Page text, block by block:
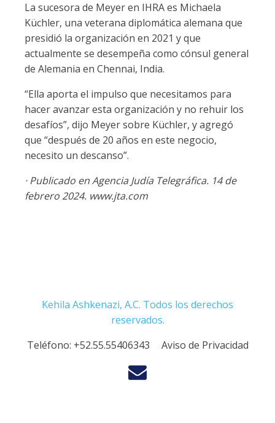
La sucesora de Meyer en IHRA es Michaela
Küchler, una veterana diplomática alemana que
presidió la organización en 2021 y que
actualmente se desempeña como cónsul general
de Alemania en Chennai, India.
“Ella aporta el impulso que necesitamos para
hacer avanzar esta organización y no rehuir los
desafíos”, dijo Meyer sobre Küchler, y agregó
que “después de 20 años en este negocio,
necesito un descanso”.
· Publicado en Agencia Judía Telegráfica. 14 de
febrero 2024. www.jta.com
Kehila Ashkenazi, A.C. Todos los derechos
reservados.
Teléfono: +52.55.55406343 Aviso de Privacidad